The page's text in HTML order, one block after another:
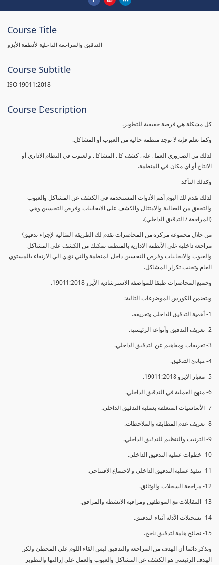
Course Title
التدقيق والمراجعة الداخلية لأنظمة الأيزو
Course Subtitle
ISO 19011:2018
Course Description
كل مشكلة هي فرصة حقيقية للتطوير.
وكما نعلم فإنه لا توجد منظمة خالية من العيوب أو المشاكل.
لذلك من الضروري العمل على كشف كل المشاكل والعيوب في النظام الاداري أو
الانتاج أو اي مكان في المنظمة.
وكذلك التأكد
لذلك نقدم لك اليوم أهم الأدوات المستخدمة في الكشف عن المشاكل والعيوب
والتحقق من الفعالية والامتثال والكشف على الايجابيات وفرص التحسين وهي
(المراجعة / التدقيق الداخلي).
من خلال مجموعة مركزة من المحاضرات نقدم لك الطريقة المثالية لإجراء تدقيق/
مراجعة داخلية على الأنظمة الادارية بالمنظمة تمكنك من الكشف على المشاكل
والعيوب والايجابيات وفرص التحسين داخل المنظمة والتي تؤدي الي الارتقاء بالمستوي
العام وتجنب تكرار المشاكل.
وجميع المحاضرات طبقا للمواصفة الاسترشادية الأيزو 19011:2018.
ويتضمن الكورس الموضوعات التالية:
1- أهمية التدقيق الداخلي وتعريفه.
2- تعريف التدقيق وأنواعه الرئيسية.
3- تعريفات ومفاهيم عن التدقيق الداخلي.
4- مبادئ التدقيق.
5- معيار الايزو 19011:2018.
6- منهج العملية في التدقيق الداخلي.
7- الأساسيات المتعلقة بعملية التدقيق الداخلي.
8- تعريف عدم المطابقة والملاحظات.
9- الترتيب والتنظيم للتدقيق الداخلي.
10- خطوات عملية التدقيق الداخلي.
11- تنفيذ عملية التدقيق الداخلي والاجتماع الافتتاحي.
12- مراجعة السجلات والوثائق.
13- المقابلات مع الموظفين ومراقبة الانشطة والمرافق.
14- تسجيلات الأدلة أثناء التدقيق.
15- نصائح هامة لتدقيق ناجح.
وتذكر دائما أن الهدف من المراجعة والتدقيق ليس القاء اللوم على المخطئ ولكن
الهدف الرئيسي هو الكشف عن المشاكل والعيوب والعمل على إزالتها والتطوير